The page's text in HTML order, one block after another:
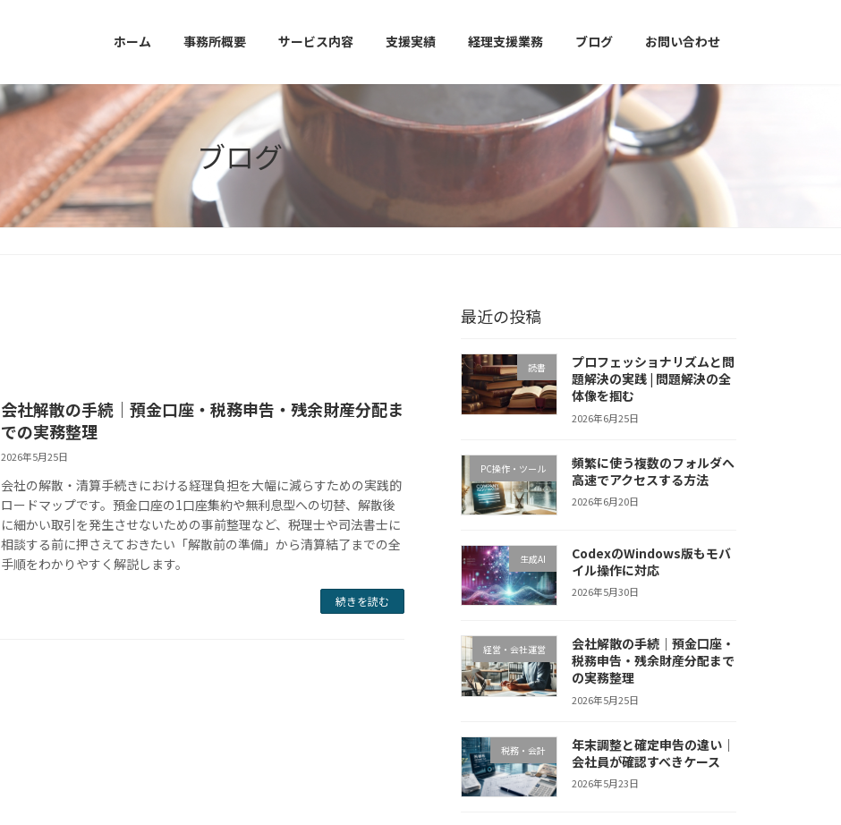
ホーム 事務所概要 サービス内容 支援実績 経理支援業務 ブログ お問い合わせ
ブログ
会社解散の手続｜預金口座・税務申告・残余財産分配ま
での実務整理
2026年5月25日
会社の解散・清算手続きにおける経理負担を大幅に減らすための実践的
ロードマップです。預金口座の1口座集約や無利息型への切替、解散後
に細かい取引を発生させないための事前整理など、税理士や司法書士に
相談する前に押さえておきたい「解散前の準備」から清算結了までの全
手順をわかりやすく解説します。
続きを読む
最近の投稿
読書
プロフェッショナリズムと問
題解決の実践 | 問題解決の全
体像を掴む
2026年6月25日
PC操作・ツール
頻繁に使う複数のフォルダへ
高速でアクセスする方法
2026年6月20日
生成AI
CodexのWindows版もモバ
イル操作に対応
2026年5月30日
経営・会社運営
会社解散の手続｜預金口座・
税務申告・残余財産分配まで
の実務整理
2026年5月25日
税務・会計
年末調整と確定申告の違い｜
会社員が確認すべきケース
2026年5月23日